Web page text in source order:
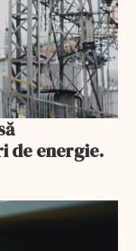
de energie.